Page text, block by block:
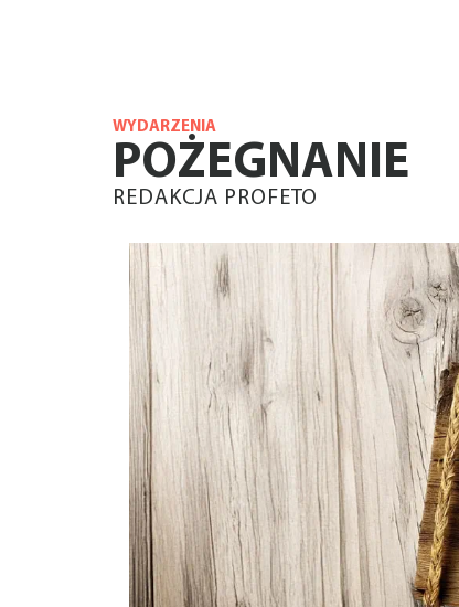
WYDARZENIA
POŻEGNANIE
REDAKCJA PROFETO